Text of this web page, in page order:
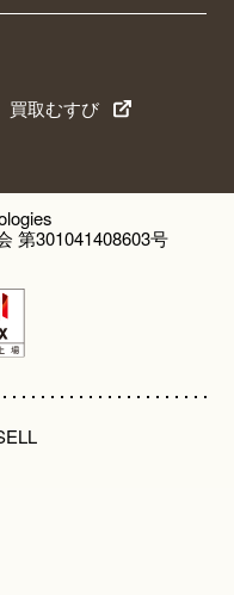
買取むすび
第301041408603号